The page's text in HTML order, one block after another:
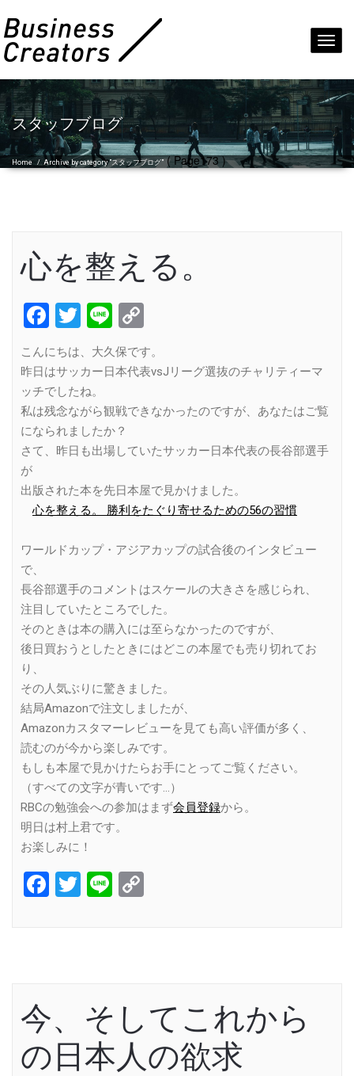
スタッフブログ
Home /Archive by category "スタッフブログ"( Page173 )
心を整える。
Facebook
Twitter
Line
Link
こんにちは、大久保です。
昨日はサッカー日本代表vsJリーグ選抜のチャリティーマ
ッチでしたね。
私は残念ながら観戦できなかったのですが、あなたはご覧
になられましたか？
さて、昨日も出場していたサッカー日本代表の長谷部選手
が
出版された本を先日本屋で見かけました。
心を整える。 勝利をたぐり寄せるための56の習慣
ワールドカップ・アジアカップの試合後のインタビュー
で、
長谷部選手のコメントはスケールの大きさを感じられ、
注目していたところでした。
そのときは本の購入には至らなかったのですが、
後日買おうとしたときにはどこの本屋でも売り切れてお
り、
その人気ぶりに驚きました。
結局Amazonで注文しましたが、
Amazonカスタマーレビューを見ても高い評価が多く、
読むのが今から楽しみです。
もしも本屋で見かけたらお手にとってご覧ください。
（すべての文字が青いです…）
RBCの勉強会への参加はまず会員登録から。
明日は村上君です。
お楽しみに！
Facebook
Twitter
Line
今、そしてこれから
の日本人の欲求